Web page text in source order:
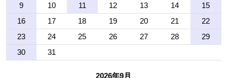
9
10 11 12 13 14
15
16
17 18 19 20 21
22
23
24 25 26 27 28
29
30
31
2026年9月